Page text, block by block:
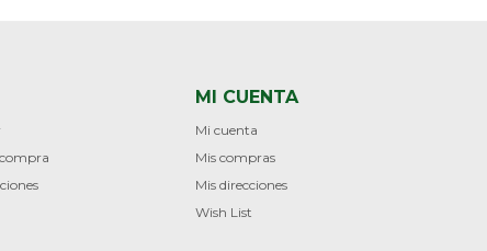
MI CUENTA
Mi cuenta
Mis compras
Mis direcciones
Wish List